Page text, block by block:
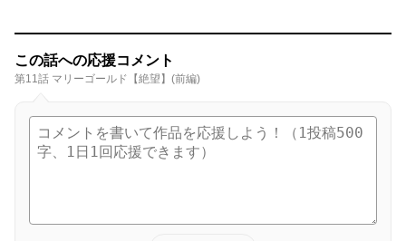
この話への応援コメント
第11話 マリーゴールド【絶望】(前編)